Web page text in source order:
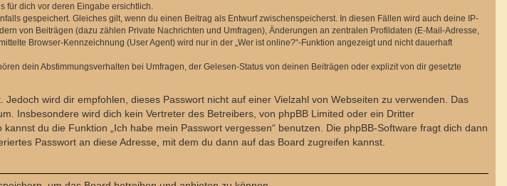
für dich vor deren Eingabe ersichtlich.
gespeichert. Gleiches gilt, wenn du einen Beitrag als Entwurf zwischenspeicherst. In diesen Fällen wird auch deine IP-
von Beiträgen (dazu zählen Private Nachrichten und Umfragen), Änderungen an zentralen Profildaten (E-Mail-Adresse,
Browser-Kennzeichnung (User Agent) wird nur in der „Wer ist online?“-Funktion angezeigt und nicht dauerhaft
dein Abstimmungsverhalten bei Umfragen, der Gelesen-Status von deinen Beiträgen oder explizit von dir gesetzte
wird dir empfohlen, dieses Passwort nicht auf einer Vielzahl von Webseiten zu verwenden. Das
Insbesondere wird dich kein Vertreter des Betreibers, von phpBB Limited oder ein Dritter
du die Funktion „Ich habe mein Passwort vergessen“ benutzen. Die phpBB-Software fragt dich dann
Passwort an diese Adresse, mit dem du dann auf das Board zugreifen kannst.